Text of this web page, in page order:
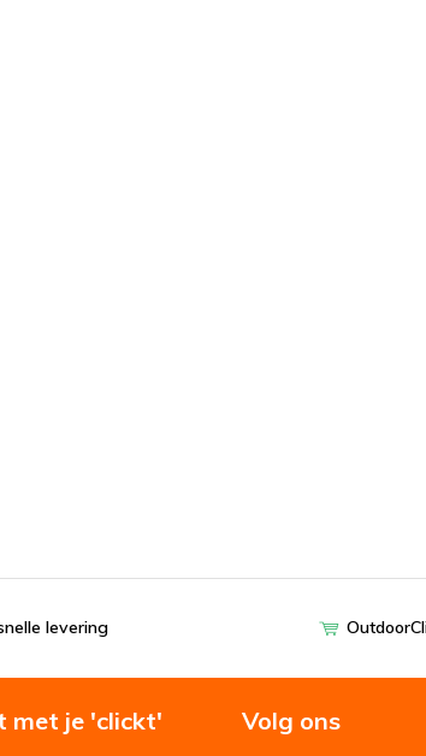
levering
met je 'clickt' Volg ons